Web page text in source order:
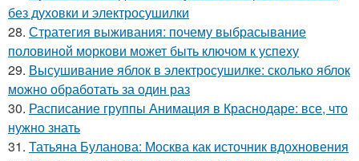
без духовки и электросушилки
28. Стратегия выживания: почему выбрасывание
половиной моркови может быть ключом к успеху
29. Высушивание яблок в электросушилке: сколько яблок
можно обработать за один раз
30. Расписание группы Анимация в Краснодаре: все, что
нужно знать
31. Татьяна Буланова: Москва как источник вдохновения